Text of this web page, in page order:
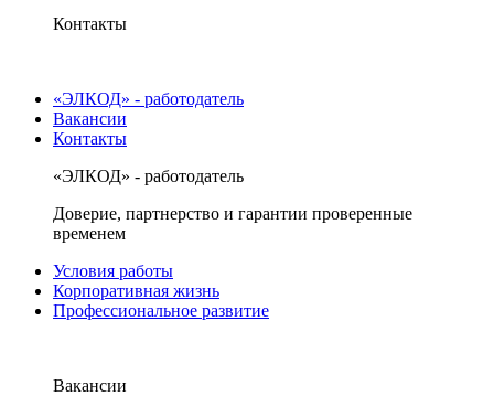
Контакты
«ЭЛКОД» - работодатель
Вакансии
Контакты
«ЭЛКОД» - работодатель
Доверие, партнерство и гарантии проверенные
временем
Условия работы
Корпоративная жизнь
Профессиональное развитие
Вакансии